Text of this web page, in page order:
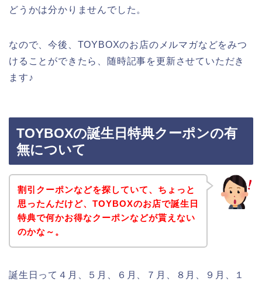
どうかは分かりませんでした。
なので、今後、TOYBOXのお店のメルマガなどをみつ
けることができたら、随時記事を更新させていただき
ます♪
TOYBOXの誕生日特典クーポンの有
無について
割引クーポンなどを探していて、ちょっと
思ったんだけど、TOYBOXのお店で誕生日
特典で何かお得なクーポンなどが貰えない
のかな～。
誕生日って４月、５月、６月、７月、８月、９月、１